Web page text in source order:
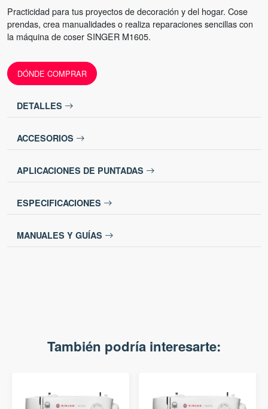
Practicidad para tus proyectos de decoración y del hogar. Cose
prendas, crea manualidades o realiza reparaciones sencillas con
la máquina de coser SINGER M1605.
DÓNDE COMPRAR
DETALLES
ACCESORIOS
APLICACIONES DE PUNTADAS
ESPECIFICACIONES
MANUALES Y GUÍAS
También podría interesarte: